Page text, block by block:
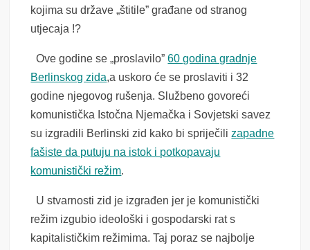
kojima su države „štitile” građane od stranog
utjecaja !?
Ove godine se „proslavilo”60 godina gradnje
Berlinskog zida,a uskoro će se proslaviti i 32
godine njegovog rušenja. Službeno govoreći
komunistička Istočna Njemačka i Sovjetski savez
su izgradili Berlinski zid kako bi spriječilizapadne
fašiste da putuju na istok i potkopavaju
komunistički režim.
U stvarnosti zid je izgrađen jer je komunistički
režim izgubio ideološki i gospodarski rat s
kapitalističkim režimima. Taj poraz se najbolje